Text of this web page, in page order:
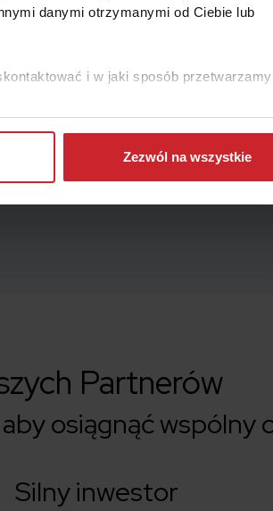
danymi otrzymanymi od Ciebie lub
i w jaki sposób
Zezwól na wszystkie
wyliczysz składkę, w łatwy sposób
Partnerów
osiągnąć wspólny
Silny inwestor